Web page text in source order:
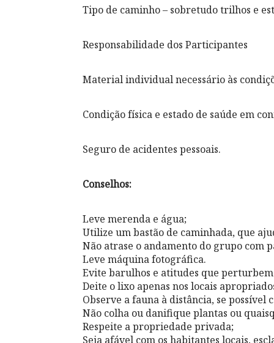
Tipo de caminho – sobretudo trilhos e
Responsabilidade dos Participantes
Material individual necessário às
Condição física e estado de saúde em
Seguro de acidentes pessoais.
Conselhos:
Leve merenda e água;
Utilize um bastão de caminhada, que
Não atrase o andamento do grupo com
Leve máquina fotográfica.
Evite barulhos e atitudes que perturbem
Deite o lixo apenas nos locais
Observe a fauna à distância, se possível
Não colha ou danifique plantas ou
Respeite a propriedade privada;
Seja afável com os habitantes locais,